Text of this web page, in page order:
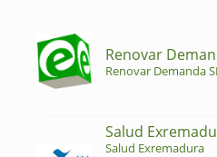
Renovar
Renovar Demanda
Salud
Salud Exremadura